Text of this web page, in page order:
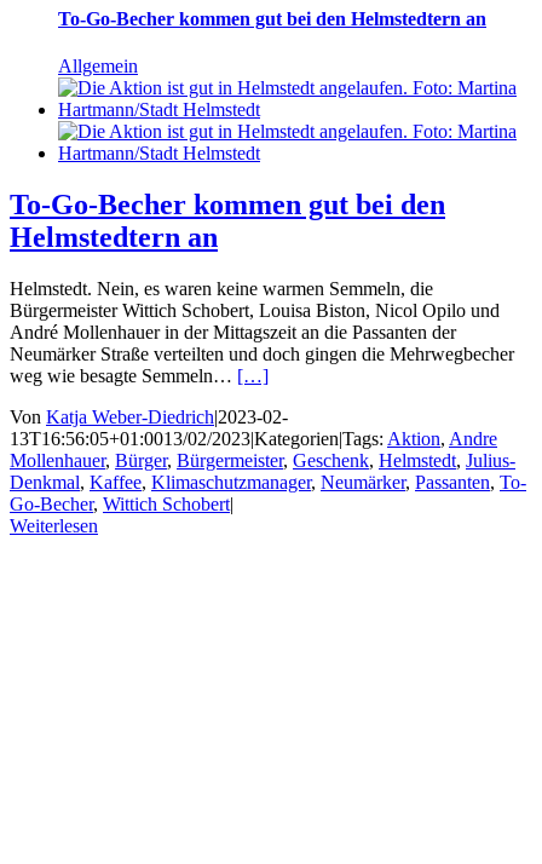
To-Go-Becher kommen gut bei den Helmstedtern an
Allgemein
To-Go-Becher kommen gut bei den
Helmstedtern an
Helmstedt. Nein, es waren keine warmen Semmeln, die
Bürgermeister Wittich Schobert, Louisa Biston, Nicol Opilo und
André Mollenhauer in der Mittagszeit an die Passanten der
Neumärker Straße verteilten und doch gingen die Mehrwegbecher
weg wie besagte Semmeln… […]
Von Katja Weber-Diedrich|2023-02-
13T16:56:05+01:0013/02/2023|Kategorien|Tags: Aktion, Andre
Mollenhauer, Bürger, Bürgermeister, Geschenk, Helmstedt, Julius-
Denkmal, Kaffee, Klimaschutzmanager, Neumärker, Passanten, To-
Go-Becher, Wittich Schobert|
Weiterlesen